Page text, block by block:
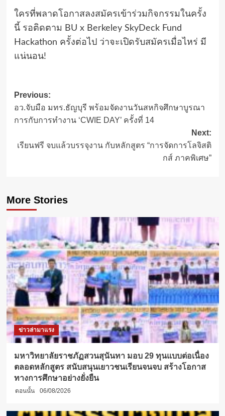
ใครที่พลาดโอกาสลงสมัครเข้าร่วมกิจกรรมในครั้ง
นี้ รอติดตาม BU x Berkeley SkyDeck Fund
Hackathon ครั้งต่อไป ว่าจะเปิดรับสมัครเมื่อไหร่ มี
แน่นอน!
Post
navigation
Previous:
อว.จับมือ มทร.ธัญบุรี พร้อมจัดงานวันสหกิจศึกษาบูรณา
การกับการทำงาน ‘CWIE DAY’ ครั้งที่ 14
Next:
เรียนฟรี จบแล้วบรรจุงาน กับหลักสูตร “การจัดการโลจิสติ
กส์ ภาคพิเศษ”
More Stories
ข่าวล่ามาแรง
มหาวิทยาลัยราชภัฏสวนสุนันทา มอบ 29 ทุนแบบต่อเนื่อง
ตลอดหลักสูตร สนับสนุนเยาวชนเรียนจนจบ สร้างโอกาส
ทางการศึกษาอย่างยั่งยืน
ตอนนั้น 06/08/2026